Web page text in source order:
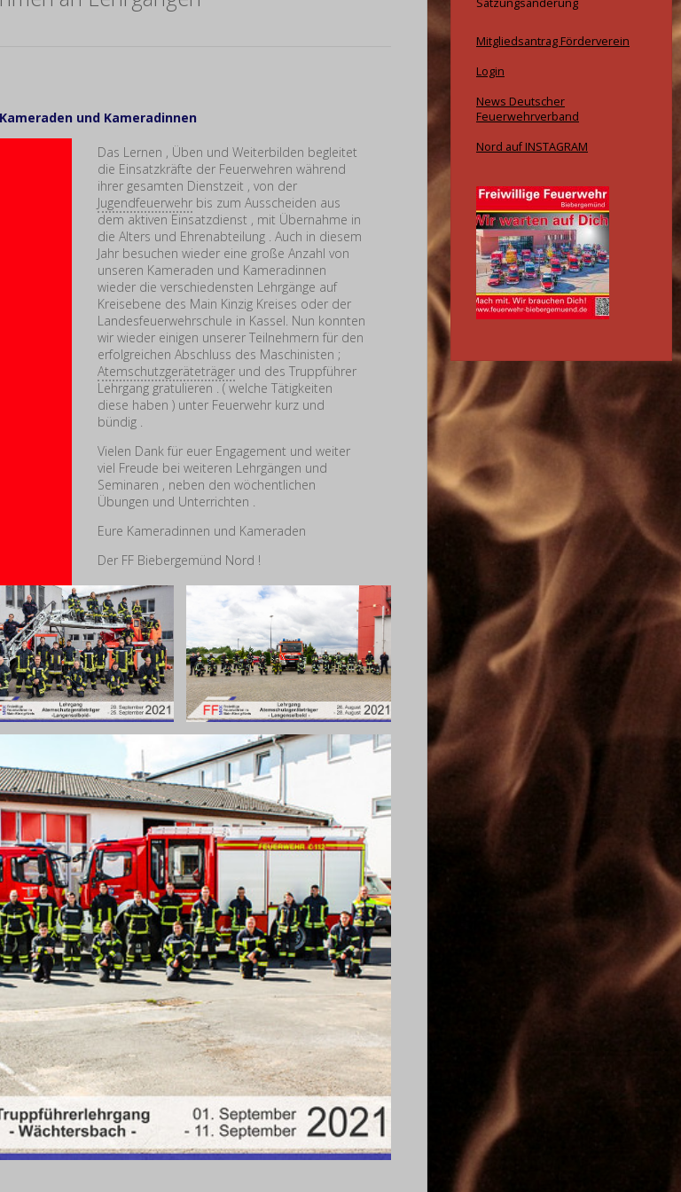
und Kameradinnen
Das Lernen , Üben und Weiterbilden begleitet
die Einsatzkräfte der Feuerwehren während
ihrer gesamten Dienstzeit , von der
Jugendfeuerwehrbis zum Ausscheiden aus
dem aktiven Einsatzdienst , mit Übernahme in
die Alters und Ehrenabteilung . Auch in diesem
Jahr besuchen wieder eine große Anzahl von
unseren Kameraden und Kameradinnen
wieder die verschiedensten Lehrgänge auf
Kreisebene des Main Kinzig Kreises oder der
Landesfeuerwehrschule in Kassel. Nun konnten
wir wieder einigen unserer Teilnehmern für den
erfolgreichen Abschluss des Maschinisten ;
Atemschutzgeräteträgerund des Truppführer
Lehrgang gratulieren . ( welche Tätigkeiten
diese haben ) unter Feuerwehr kurz und
bündig .
Vielen Dank für euer Engagement und weiter
viel Freude bei weiteren Lehrgängen und
Seminaren , neben den wöchentlichen
Übungen und Unterrichten .
Eure Kameradinnen und Kameraden
Der FF Biebergemünd Nord !
Satzungsänderung
Mitgliedsantrag Förderverein
Login
News Deutscher
Feuerwehrverband
Nord auf INSTAGRAM